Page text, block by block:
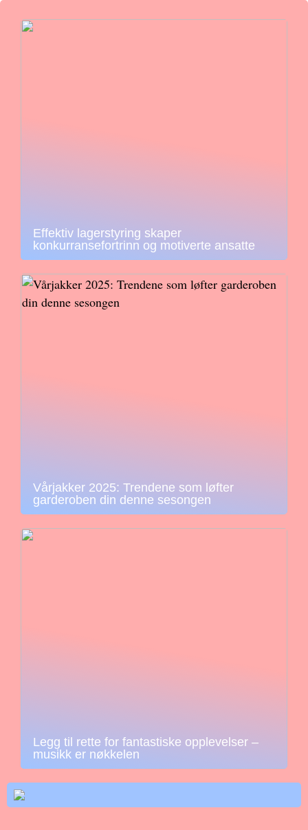
Effektiv lagerstyring skaper
konkurransefortrinn og motiverte ansatte
Vårjakker 2025: Trendene som løfter
garderoben din denne sesongen
Legg til rette for fantastiske opplevelser –
musikk er nøkkelen